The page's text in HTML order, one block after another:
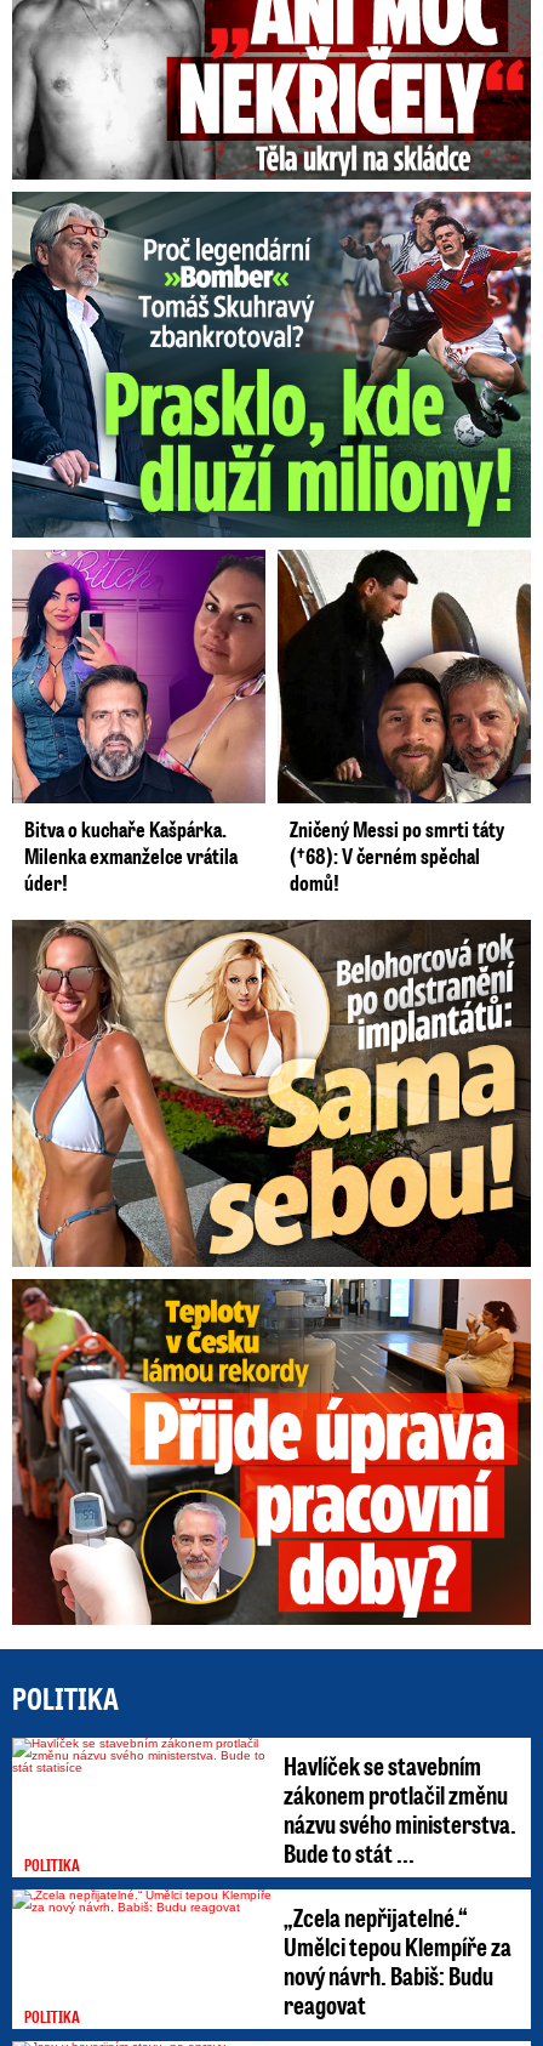
Proč Skuhravý zbankrotoval? Prasklo, kde dluží miliony!
Bitva o kuchaře Kašpárka.
Milenka exmanželce vrátila
úder!
Zničený Messi po smrti táty
(†68): V černém spěchal
domů!
Belohorcová rok po odstranění implantátů: Konečně sama sebou
Teploty v Česku lámou rekordy: Přijde úprava pracovní doby?
POLITIKA
POLITIKA
Havlíček se stavebním
zákonem protlačil změnu
názvu svého ministerstva.
Bude to stát ...
POLITIKA
„Zcela nepřijatelné.“
Umělci tepou Klempíře za
nový návrh. Babiš: Budu
reagovat